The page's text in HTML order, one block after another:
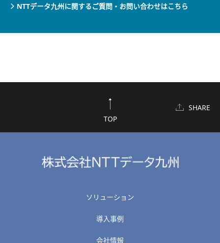
NTTデータ九州に関するご質問・お問い合わせはこちら
TOP
SHARE
ソリューション
導入事例
会社情報